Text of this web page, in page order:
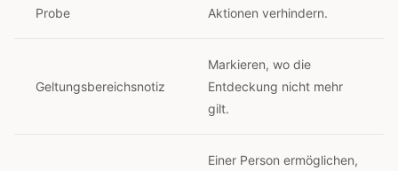
Probe
Aktionen verhindern.
Geltungsbereichsnotiz
Markieren, wo die
Entdeckung nicht mehr
gilt.
Einer Person ermöglichen,